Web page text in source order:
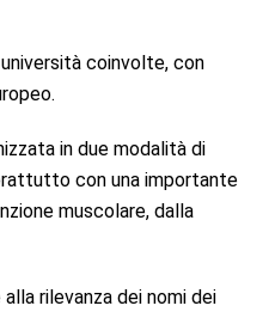
coinvolte, con
in due modalità di
con una importante
muscolare, dalla
rilevanza dei nomi dei